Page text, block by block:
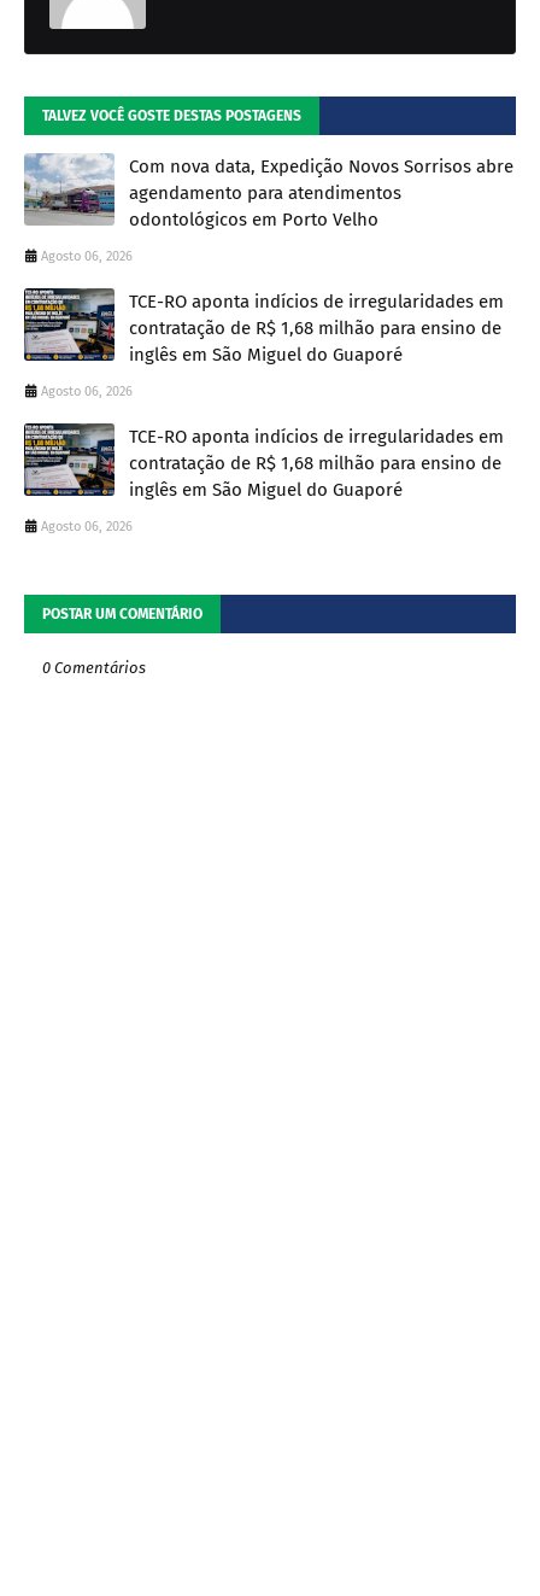
TALVEZ VOCÊ GOSTE DESTAS POSTAGENS
Com nova data, Expedição Novos Sorrisos abre
agendamento para atendimentos
odontológicos em Porto Velho
Agosto 06, 2026
TCE-RO aponta indícios de irregularidades em
contratação de R$ 1,68 milhão para ensino de
inglês em São Miguel do Guaporé
Agosto 06, 2026
TCE-RO aponta indícios de irregularidades em
contratação de R$ 1,68 milhão para ensino de
inglês em São Miguel do Guaporé
Agosto 06, 2026
POSTAR UM COMENTÁRIO
0 Comentários